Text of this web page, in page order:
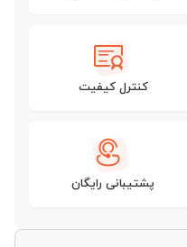
کنترل کیفیت
پشتیبانی رایگان